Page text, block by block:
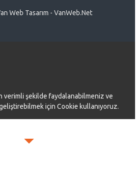
Web Tasarım - VanWeb.Net
verimli şekilde faydalanabilmeniz ve
için Cookie kullanıyoruz.